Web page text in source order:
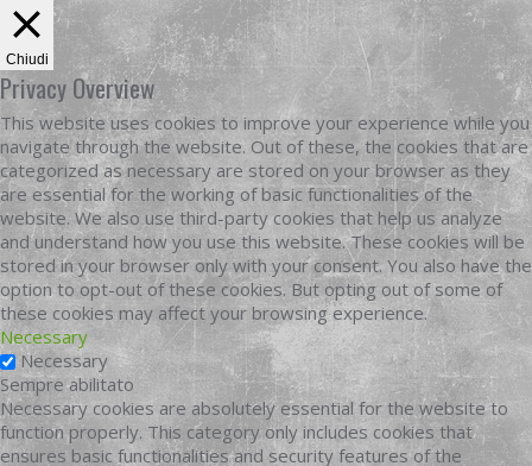
Chiudi
Privacy Overview
This website uses cookies to improve your experience while you
navigate through the website. Out of these, the cookies that are
categorized as necessary are stored on your browser as they
are essential for the working of basic functionalities of the
website. We also use third-party cookies that help us analyze
and understand how you use this website. These cookies will be
stored in your browser only with your consent. You also have the
option to opt-out of these cookies. But opting out of some of
these cookies may affect your browsing experience.
Necessary
Necessary
Sempre abilitato
Necessary cookies are absolutely essential for the website to
function properly. This category only includes cookies that
ensures basic functionalities and security features of the